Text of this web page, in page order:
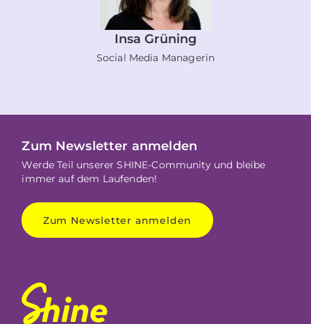
Insa Grüning
Social Media Managerin
Zum Newsletter anmelden
Werde Teil unserer SHINE-Community und bleibe
immer auf dem Laufenden!
Zum Newsletter anmelden